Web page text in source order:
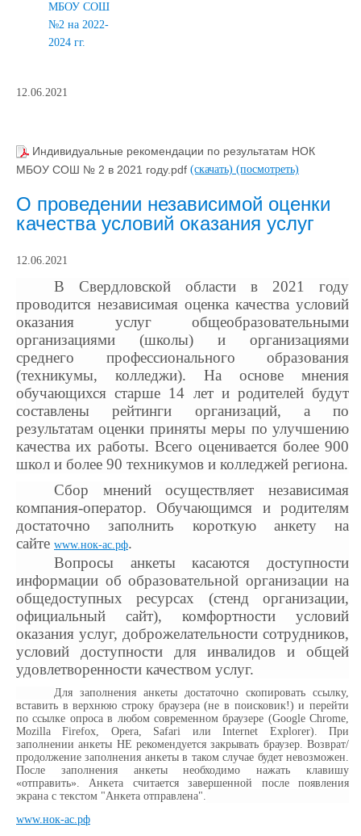
МБОУ СОШ
№2 на 2022-
2024 гг.
12.06.2021
Индивидуальные рекомендации по результатам НОК
МБОУ СОШ № 2 в 2021 году.pdf (скачать) (посмотреть)
О проведении независимой оценки
качества условий оказания услуг
12.06.2021
В Свердловской области в 2021 году
проводится независимая оценка качества условий
оказания услуг общеобразовательными
организациями (школы) и организациями
среднего профессионального образования
(техникумы, колледжи). На основе мнения
обучающихся старше 14 лет и родителей будут
составлены рейтинги организаций, а по
результатам оценки приняты меры по улучшению
качества их работы. Всего оценивается более 900
школ и более 90 техникумов и колледжей региона.
Сбор мнений осуществляет независимая
компания-оператор. Обучающимся и родителям
достаточно заполнить короткую анкету на
сайте www.нок-ас.рф.
Вопросы анкеты касаются доступности
информации об образовательной организации на
общедоступных ресурсах (стенд организации,
официальный сайт), комфортности условий
оказания услуг, доброжелательности сотрудников,
условий доступности для инвалидов и общей
удовлетворенности качеством услуг.
Для заполнения анкеты достаточно скопировать ссылку,
вставить в верхнюю строку браузера (не в поисковик!) и перейти
поссылке опросав любом современном браузере (Google Chrome,
Mozilla Firefox, Opera, Safari или Internet Explorer).При
заполнении анкеты HE рекомендуется закрывать браузер. Возврат/
продолжение заполнения анкеты в таком случае будет невозможен.
После заполнения анкеты необходимо нажать
клавишу
«отправить».Анкета считается завершенной после появления
экрана с текстом "Анкета отправлена".
www.нок-ас.рф